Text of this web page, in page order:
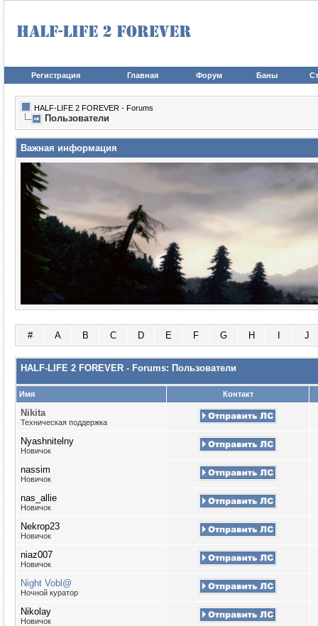
Регистрация Главная Форум Баны
HALF-LIFE 2 FOREVER - Forums
Пользователи
Важная информация
# A B C D E F G H J
HALF-LIFE 2 FOREVER - Forums: Пользователи
Имя Контакт
Nikita
Техническая поддержка
Nyashnitelny
Новичок
nassim
Новичок
nas_allie
Новичок
Nekrop23
Новичок
niaz007
Новичок
Night Vobl@
Ночной куратор
Nikolay
Новичок